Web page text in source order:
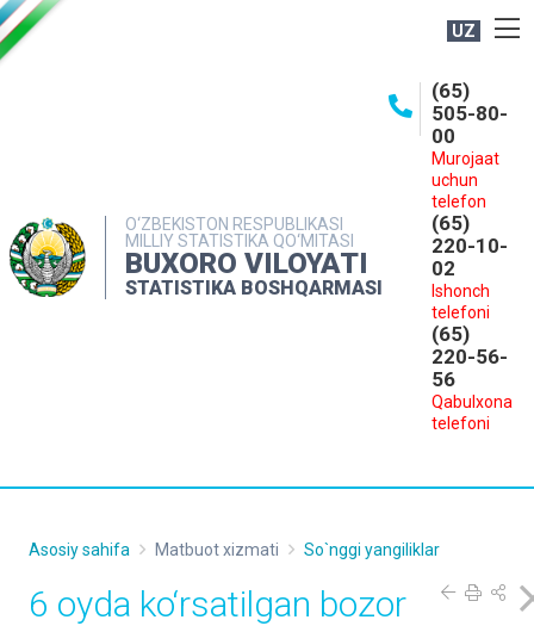
UZ
O‘ZBEKISTON RESPUBLIKASI
MILLIY STATISTIKA QO‘MITASI
BUXORO VILOYATI
STATISTIKA BOSHQARMASI
(65)
505-80-
00
Murojaat
uchun
telefon
(65)
220-10-
02
Ishonch
telefoni
(65)
220-56-
56
Qabulxona
telefoni
MATBUOT XIZMATI
MUROJAATLAR
Asosiy sahifa Matbuot xizmati So`nggi yangiliklar
6 oyda ko‘rsatilgan bozor